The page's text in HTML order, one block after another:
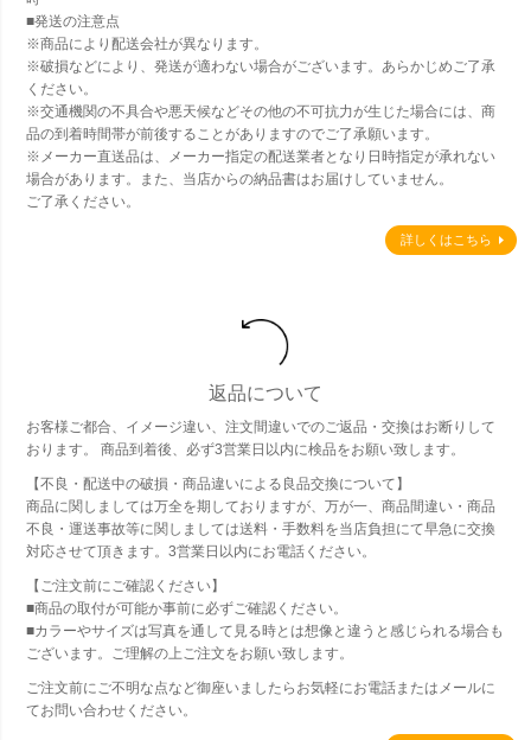
■発送の注意点
※商品により配送会社が異なります。
※破損などにより、発送が適わない場合がございます。あらかじめご了承
ください。
※交通機関の不具合や悪天候などその他の不可抗力が生じた場合には、商
品の到着時間帯が前後することがありますのでご了承願います。
※メーカー直送品は、メーカー指定の配送業者となり日時指定が承れない
場合があります。また、当店からの納品書はお届けしていません。
ご了承ください。
詳しくはこちら
返品について
お客様ご都合、イメージ違い、注文間違いでのご返品・交換はお断りして
おります。 商品到着後、必ず3営業日以内に検品をお願い致します。
【不良・配送中の破損・商品違いによる良品交換について】
商品に関しましては万全を期しておりますが、万が一、商品間違い・商品
不良・運送事故等に関しましては送料・手数料を当店負担にて早急に交換
対応させて頂きます。3営業日以内にお電話ください。
【ご注文前にご確認ください】
■商品の取付が可能か事前に必ずご確認ください。
■カラーやサイズは写真を通して見る時とは想像と違うと感じられる場合も
ございます。ご理解の上ご注文をお願い致します。
ご注文前にご不明な点など御座いましたらお気軽にお電話またはメールに
てお問い合わせください。